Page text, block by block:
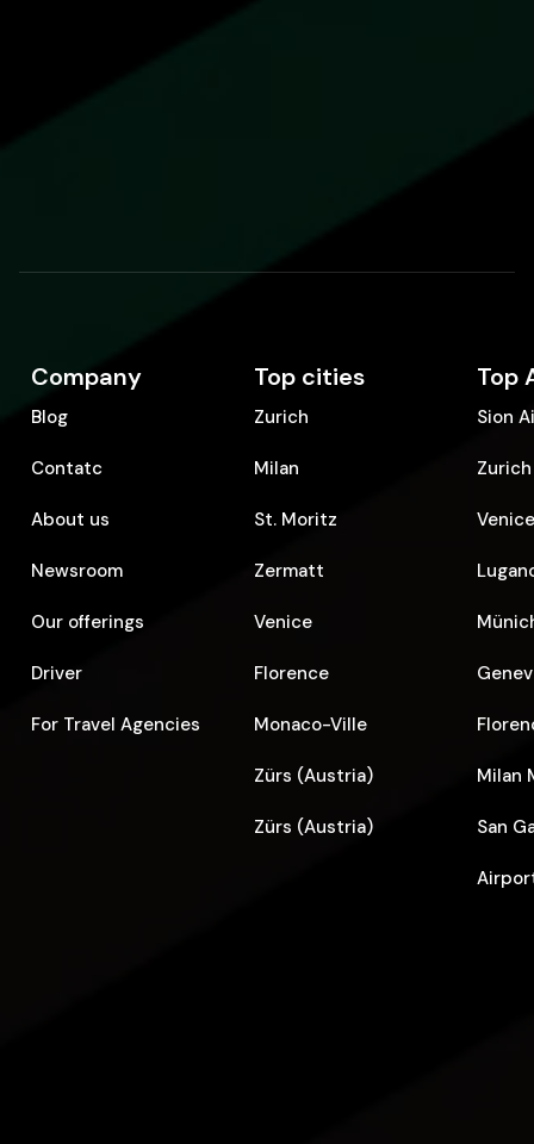
Company
Blog
Contatc
About us
Newsroom
Our offerings
Driver
For Travel Agencies
Top cities
Zurich
Milan
St. Moritz
Zermatt
Venice
Florence
Monaco-Ville
Zürs (Austria)
Zürs (Austria)
Top
Sion
Milan
San